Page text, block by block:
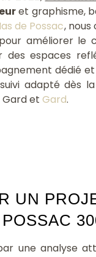
et graphisme,
de Possac,
améliorer le
des espaces
dédié
adapté dès
Gard etGard.
UN
une analyse